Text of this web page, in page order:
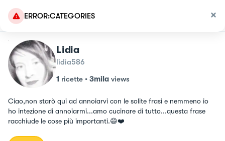
ERROR:CATEGORIES
Lidia
lidia586
1 ricette • 3mila views
Ciao,non starò qui ad annoiarvi con le solite frasi e nemmeno io
ho intezione di annoiarmi...amo cucinare di tutto...questa frase
racchiude le cose più importanti.😄❤️